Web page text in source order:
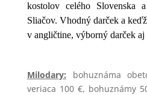
kostolov celého Slovenska
Sliačov. Vhodný darček a
v angličtine, výborný darček aj
Milodary: bohuznáma
veriaca 100 €, bohuznámy